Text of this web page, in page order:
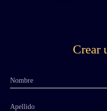
within the Parc
Crear
Nombre
Apellido